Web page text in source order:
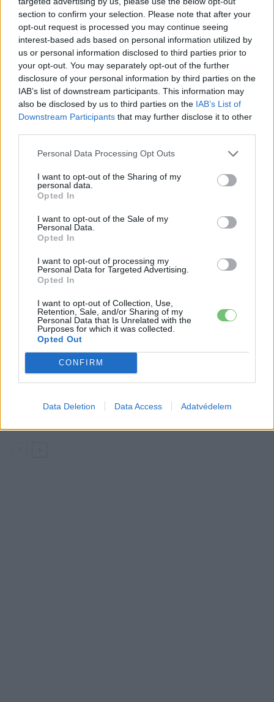
section to confirm your selection. Please note that after your
opt-out request is processed you may continue seeing
interest-based ads based on personal information utilized by
us or personal information disclosed to third parties prior to
your opt-out. You may separately opt-out of the further
disclosure of your personal information by third parties on the
IAB’s list of downstream participants. This information may
also be disclosed by us to third parties on the IAB’s List of
Downstream Participants that may further disclose it to other
Personal Data Processing Opt Outs
I want to opt-out of the Sharing of my
personal data.
Opted In
I want to opt-out of the Sale of my
Personal Data.
Opted In
I want to opt-out of processing my
Personal Data for Targeted Advertising.
Opted In
I want to opt-out of Collection, Use,
Retention, Sale, and/or Sharing of my
Personal Data that Is Unrelated with the
Purposes for which it was collected.
Opted Out
CONFIRM
Data Deletion Data Access Adatvédelem
Eriqo
Főállásban Informatikus kocka, de lelkében elkötelezett gamer,
kütyü és immár e-autó rajongó!
KAPCSOLÓDÓ CIKKEK
8000 munkahelyet visz el a válság a
árát
Debrecenben gyártják Európa
legkeresettebb villanyautóját, és alig
győzik a tempót
más gyártók sorra buktak